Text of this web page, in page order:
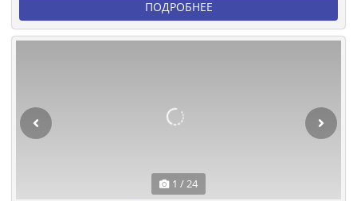
ПОДРОБНЕЕ
1 / 24